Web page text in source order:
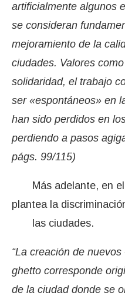
artificialmente algunos
se consideran
mejoramiento de la
ciudades. Valores
solidaridad, el trabajo
ser «espontáneos» en
han sido perdidos en
perdiendo a pasos
págs. 99/115)
Más adelante, en
plantea la
las ciudades.
“La creación de
ghetto corresponde
de la ciudad donde se